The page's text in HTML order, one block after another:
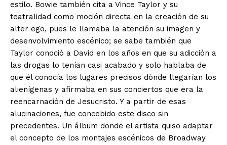
estilo. Bowie también cita a Vince Taylor y su
teatralidad como moción directa en la creación de su
alter ego, pues le llamaba la atención su imagen y
desenvolvimiento escénico; se sabe también que
Taylor conoció a David en los años en que su adicción a
las drogas lo tenían casi acabado y solo hablaba de
que él conocía los lugares precisos dónde llegarían los
alienígenas y afirmaba en sus conciertos que era la
reencarnación de Jesucristo. Y a partir de esas
alucinaciones, fue concebido este disco sin
precedentes. Un álbum donde el artista quiso adaptar
el concepto de los montajes escénicos de Broadway